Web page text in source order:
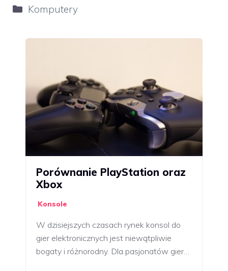
Kategorie
Komputery
Porównanie PlayStation oraz
Xbox
Konsole
W dzisiejszych czasach rynek konsol do
gier elektronicznych jest niewątpliwie
bogaty i różnorodny. Dla pasjonatów gier…